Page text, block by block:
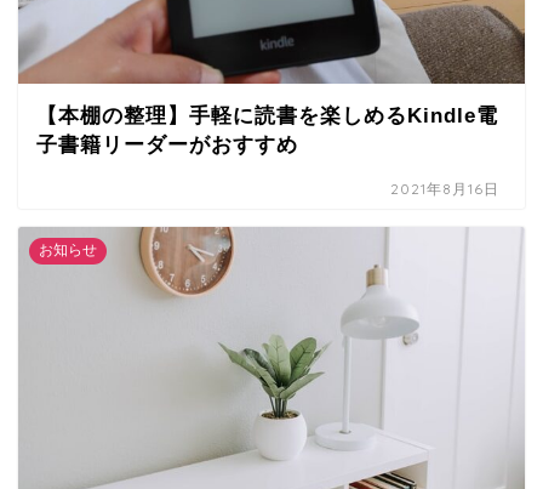
【本棚の整理】手軽に読書を楽しめるKindle電
子書籍リーダーがおすすめ
2021年8月16日
お知らせ